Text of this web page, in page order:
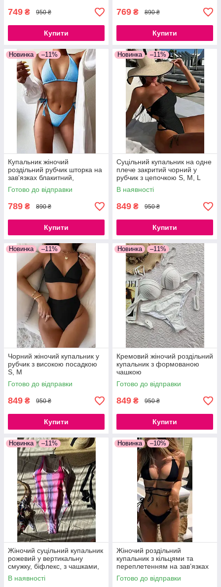
749 ₴ 950 ₴
Купити
769 ₴ 890 ₴
Купити
Новинка –11%
Купальник жіночий
роздільний рубчик шторка на
зав'язках блакитний,
бузковий, чорний S, M, L
Готово до відправки
789 ₴ 890 ₴
Купити
Новинка –11%
Суцільний купальник на одне
плече закритий чорний у
рубчик з цепочкою S, M, L
В наявності
849 ₴ 950 ₴
Купити
Новинка –11%
Чорний жіночий купальник у
рубчик з високою посадкою
S, M
Готово до відправки
849 ₴ 950 ₴
Купити
Новинка –11%
Кремовий жіночий роздільний
купальник з формованою
чашкою
Готово до відправки
849 ₴ 950 ₴
Купити
Новинка –11%
Жіночий суцільний купальник
рожевий у вертикальну
смужку, біфлекс, з чашками,
S, M
В наявності
Новинка –10%
Жіночий роздільний
купальник з кільцями та
переплетенням на зав’язках
чорний бікіні з поролоновими
вкладками S, M, L
Готово до відправки